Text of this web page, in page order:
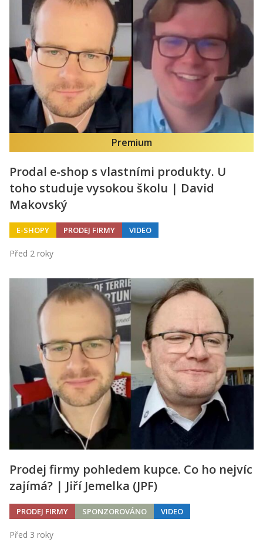
Premium
Prodal e-shop s vlastními produkty. U
toho studuje vysokou školu | David
Makovský
E-SHOPY PRODEJ FIRMY VIDEO
Před 2 roky
Prodej firmy pohledem kupce. Co ho nejvíc
zajímá? | Jiří Jemelka (JPF)
PRODEJ FIRMY SPONZOROVÁNO VIDEO
Před 3 roky